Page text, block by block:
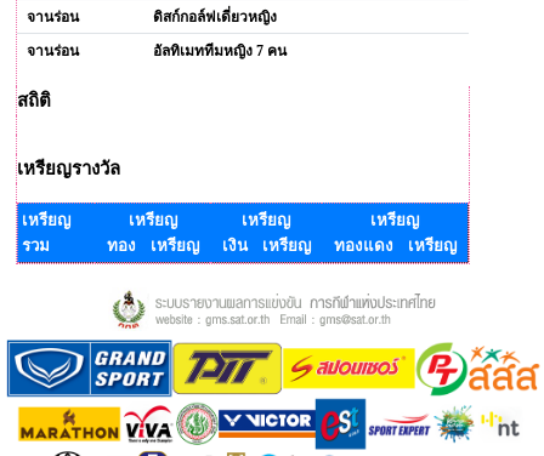
จานร่อน
ดิสก์กอล์ฟเดี่ยวหญิง
จานร่อน
อัลทิเมททีมหญิง 7 คน
สถิติ
เหรียญรางวัล
เหรียญ
รวม
เหรียญ
ทอง เหรียญ
เหรียญ
เงิน เหรียญ
เหรียญ
ทองแดง เหรียญ